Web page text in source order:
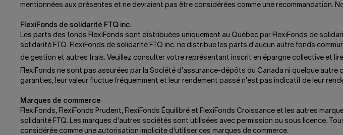
mentionnées aux présentes et ne devraient pas être considérées comme une recommandation.
FlexiFonds de solidarité FTQ inc.
Les parts des fonds FlexiFonds sont distribuées uniquement au Québec par FlexiFonds de
solidarité FTQ. FlexiFonds de solidarité FTQ inc. ne distribue les parts d'aucun autre fonds
de gestion et autres frais. Veuillez consulter votre représentant inscrit en épargne collective et
FlexiFonds ne sont pas assurées par la Société d'assurance-dépôts du Canada ni quelque
garanties, leur valeur fluctue fréquemment et leur rendement passé n'est pas indicatif de leur
Marques de commerce
FlexiFonds, FlexiFonds Prudent, FlexiFonds Équilibré et FlexiFonds Croissance et les autres
solidarité FTQ. Les marques d'autres sociétés sont utilisées avec permission ou sous licence.
considérée comme une autorisation implicite d'utiliser ces marques de commerce.